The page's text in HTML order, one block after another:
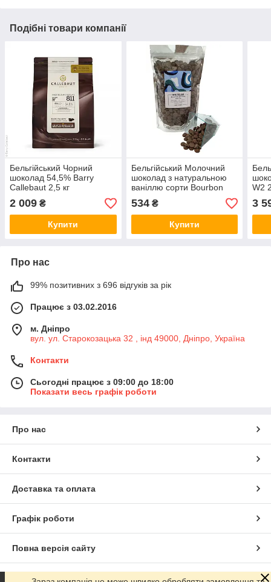
Подібні товари компанії
Бельгійський Чорний
шоколад 54,5% Barry
Callebaut 2,5 кг
2 009 ₴
Купити
Бельгійський Молочний
шоколад з натуральною
ваніллю сорти Bourbon
Barry Callebaut 0,5 кг,
33,6% какао
534₴
Купити
W2
3
Про нас
99% позитивних з 696 відгуків за рік
Працює з 03.02.2016
м. Дніпро
вул. ул. Старокозацька 32 , інд 49000, Дніпро, Україна
Контакти
Сьогодні працює з 09:00 до 18:00
Показати весь графік роботи
Про нас
Контакти
Доставка та оплата
Графік роботи
Повна версія сайту
Сайт створено на маркетплейсіProm.ua